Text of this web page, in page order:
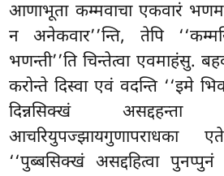
आणाभूता कम्मवाचा एकवारं
न अनेकवार’’न्ति, तेपि
भणन्ती’’ति चिन्तेत्वा एवमाहंसु.
करोन्ते दिस्वा एवं वदन्ति ‘‘इमे
दिन्नसिक्खं
आचरियुपज्झायगुणापराधका
‘‘पुब्बसिक्खं असद्दहित्वा पुनप्पुनं